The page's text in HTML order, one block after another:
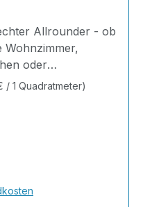
Allrounder - ob
Wohnzimmer,
oder
unsere
Sie in unserem
und legen Sie
1kg
/ 1 Quadratmeter)